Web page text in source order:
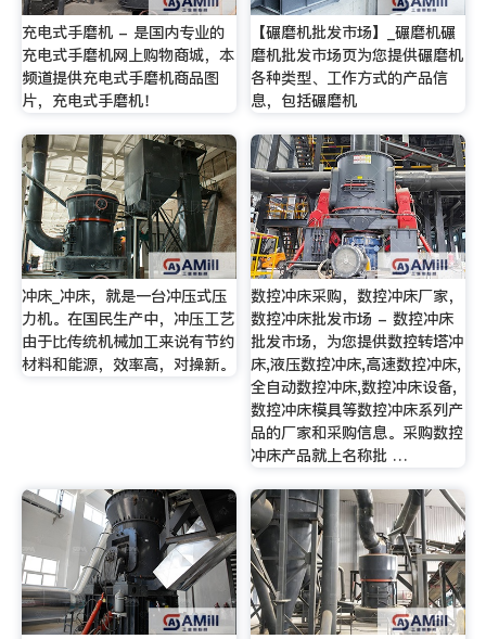
充电式手磨机 - 是国内专业的
充电式手磨机网上购物商城，本
频道提供充电式手磨机商品图
片，充电式手磨机！
【碾磨机批发市场】_碾磨机碾
磨机批发市场页为您提供碾磨机
各种类型、工作方式的产品信
息，包括碾磨机
冲床_冲床，就是一台冲压式压
力机。在国民生产中，冲压工艺
由于比传统机械加工来说有节约
材料和能源，效率高，对操新。
数控冲床采购，数控冲床厂家，
数控冲床批发市场 - 数控冲床
批发市场，为您提供数控转塔冲
床,液压数控冲床,高速数控冲床,
全自动数控冲床,数控冲床设备,
数控冲床模具等数控冲床系列产
品的厂家和采购信息。采购数控
冲床产品就上名称批 …